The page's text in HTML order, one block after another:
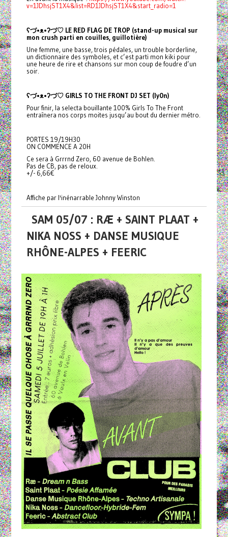
v=1JDhsjST1X4&list=RD1JDhsjST1X4&start_radio=1
ʕづ•ᴥ•ʔづ♡ LE RED FLAG DE TROP (stand-up musical sur
mon crush parti en couilles, guillotière)
Une femme, une basse, trois pédales, un trouble borderline,
un dictionnaire des symboles, et c’est parti mon kiki pour
une heure de rire et chansons sur mon coup de foudre d’un
soir.
ʕづ•ᴥ•ʔづ♡ GIRLS TO THE FRONT DJ SET (ly0n)
Pour finir, la selecta bouillante 100% Girls To The Front
entraînera nos corps moites jusqu’au bout du dernier métro.
PORTES 19/19H30
ON COMMENCE A 20H
Ce sera à Grrrnd Zero, 60 avenue de Bohlen.
Pas de CB, pas de reloux.
+/- 6,66€
Affiche par l'inénarrable Johnny Winston
SAM 05/07 : RÆ + SAINT PLAAT +
NIKA NOSS + DANSE MUSIQUE
RHÔNE-ALPES + FEERIC